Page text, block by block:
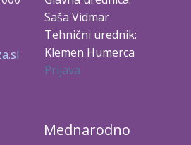
Saša Vidmar
Tehnični urednik:
Klemen Humerca
Prijava
Mednarodno